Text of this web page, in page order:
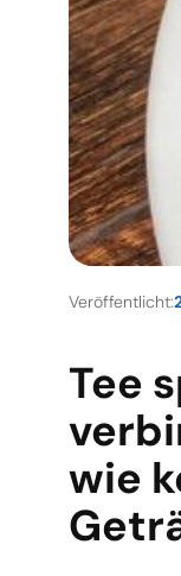
Veröffentlicht:
Tee
wie